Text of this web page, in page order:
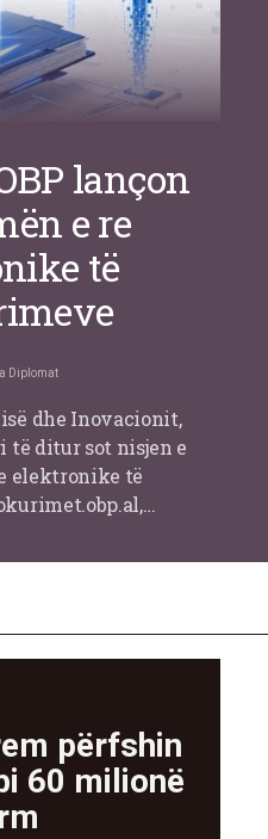
lançon
e re
të
Diplomat
dhe Inovacionit,
të ditur sot nisjen e
elektronike të
përfshin
60 milionë